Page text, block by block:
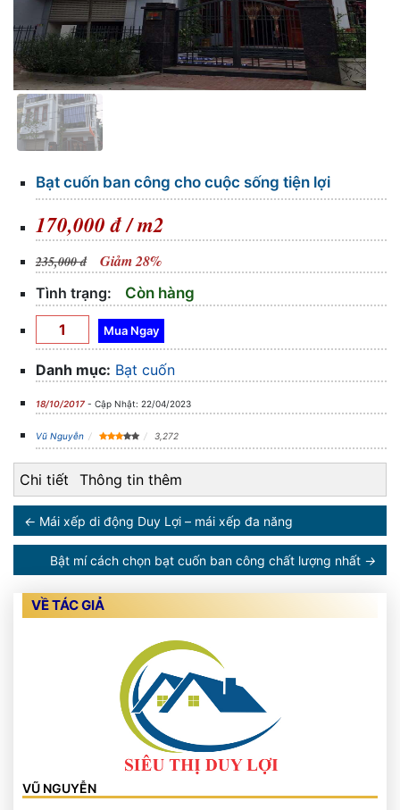
Bạt cuốn ban công cho cuộc sống tiện lợi
170,000 đ / m2
235,000 đ Giảm 28%
Tình trạng: Còn hàng
Danh mục: Bạt cuốn
18/10/2017 - Cập Nhật: 22/04/2023
Vũ Nguyễn 3,272
Chi tiết Thông tin thêm
← Mái xếp di động Duy Lợi – mái xếp đa năng
Bật mí cách chọn bạt cuốn ban công chất lượng nhất →
VỀ TÁC GIẢ
VŨ NGUYỄN